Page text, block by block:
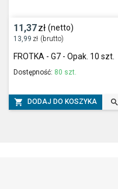
11,37zł (netto)
13,99 zł (brutto)
FROTKA - G7 - Opak. 10 szt.
Dostępność: 80 szt.
 DODAJ DO KOSZYKA 